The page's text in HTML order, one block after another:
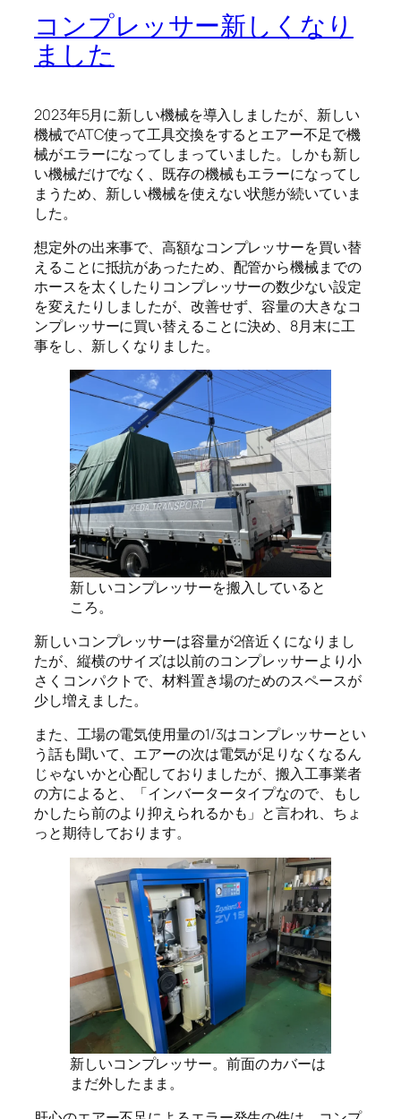
コンプレッサー新しくなり
ました
2023年5月に新しい機械を導入しましたが、新しい
機械でATC使って工具交換をするとエアー不足で機
械がエラーになってしまっていました。しかも新し
い機械だけでなく、既存の機械もエラーになってし
まうため、新しい機械を使えない状態が続いていま
した。
想定外の出来事で、高額なコンプレッサーを買い替
えることに抵抗があったため、配管から機械までの
ホースを太くしたりコンプレッサーの数少ない設定
を変えたりしましたが、改善せず、容量の大きなコ
ンプレッサーに買い替えることに決め、8月末に工
事をし、新しくなりました。
新しいコンプレッサーを搬入していると
ころ。
新しいコンプレッサーは容量が2倍近くになりまし
たが、縦横のサイズは以前のコンプレッサーより小
さくコンパクトで、材料置き場のためのスペースが
少し増えました。
また、工場の電気使用量の1/3はコンプレッサーとい
う話も聞いて、エアーの次は電気が足りなくなるん
じゃないかと心配しておりましたが、搬入工事業者
の方によると、「インバータータイプなので、もし
かしたら前のより抑えられるかも」と言われ、ちょ
っと期待しております。
新しいコンプレッサー。前面のカバーは
まだ外したまま。